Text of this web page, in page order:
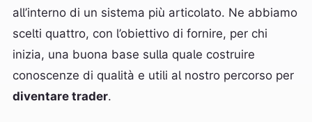
all’interno di un sistema più articolato. Ne abbiamo
scelti quattro, con l’obiettivo di fornire, per chi
inizia, una buona base sulla quale costruire
conoscenze di qualità e utili al nostro percorso per
diventare trader.